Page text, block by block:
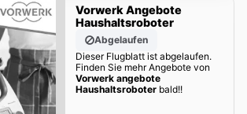
Vorwerk Angebote
Haushaltsroboter
Abgelaufen
Dieser Flugblatt ist abgelaufen.
Finden Sie mehr Angebote von
Vorwerk angebote
Haushaltsroboterbald!!